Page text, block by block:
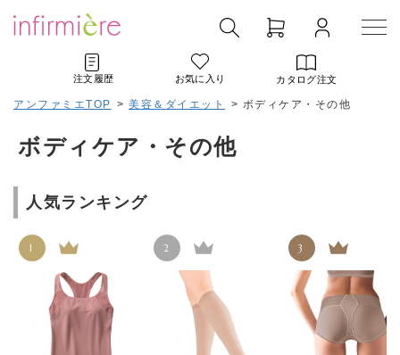
注文履歴 お気に入り カタログ注文
アンファミエTOP > 美容＆ダイエット > ボディケア・その他
ボディケア・その他
人気ランキング
1 2 3